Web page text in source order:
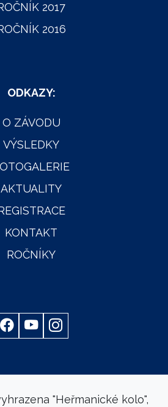
2017
2016
ODKAZY:
O ZÁVODU
VÝSLEDKY
AKTUALITY
KONTAKT
ROČNÍKY
"Heřmanické kolo",